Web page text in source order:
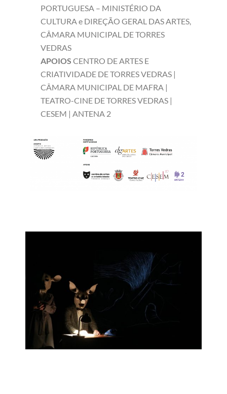
PORTUGUESA – MINISTÉRIO DA
CULTURA e DIREÇÃO GERAL DAS ARTES,
CÂMARA MUNICIPAL DE TORRES
VEDRAS
APOIOS CENTRO DE ARTES E
CRIATIVIDADE DE TORRES VEDRAS |
CÂMARA MUNICIPAL DE MAFRA |
TEATRO-CINE DE TORRES VEDRAS |
CESEM | ANTENA 2